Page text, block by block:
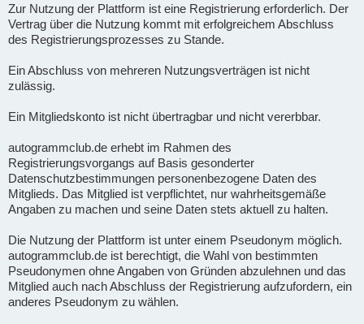
Zur Nutzung der Plattform ist eine Registrierung erforderlich. Der
Vertrag über die Nutzung kommt mit erfolgreichem Abschluss
des Registrierungsprozesses zu Stande.
Ein Abschluss von mehreren Nutzungsverträgen ist nicht
zulässig.
Ein Mitgliedskonto ist nicht übertragbar und nicht vererbbar.
autogrammclub.de erhebt im Rahmen des
Registrierungsvorgangs auf Basis gesonderter
Datenschutzbestimmungen personenbezogene Daten des
Mitglieds. Das Mitglied ist verpflichtet, nur wahrheitsgemäße
Angaben zu machen und seine Daten stets aktuell zu halten.
Die Nutzung der Plattform ist unter einem Pseudonym möglich.
autogrammclub.de ist berechtigt, die Wahl von bestimmten
Pseudonymen ohne Angaben von Gründen abzulehnen und das
Mitglied auch nach Abschluss der Registrierung aufzufordern, ein
anderes Pseudonym zu wählen.